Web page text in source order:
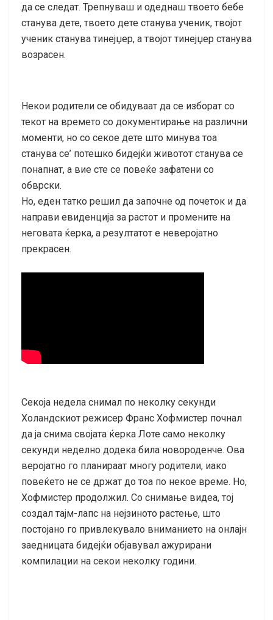
да се следат. Трепнуваш и одеднаш твоето бебе
станува дете, твоето дете станува ученик, твојот
ученик станува тинејџер, а твојот тинејџер станува
возрасен.
Некои родители се обидуваат да се изборат со
текот на времето со документирање на различни
моменти, но со секое дете што минува тоа
станува се’ потешко бидејќи животот станува се
понапнат, а вие сте се повеќе зафатени со
обврски.
Но, еден татко решил да започне од почеток и да
направи евиденција за растот и промените на
неговата ќерка, а резултатот е неверојатно
прекрасен.
Секоја недела снимал по неколку секунди
Холандскиот режисер Франс Хофмистер почнал
да ја снима својата ќерка Лоте само неколку
секунди неделно додека била новороденче. Ова
веројатно го планираат многу родители, иако
повеќето не се држат до тоа по некое време. Но,
Хофмистер продолжил. Со снимање видеа, тој
создал тајм-лапс на нејзиното растење, што
постојано го привлекувало вниманието на онлајн
заедницата бидејќи објавувал ажурирани
компилации на секои неколку години.